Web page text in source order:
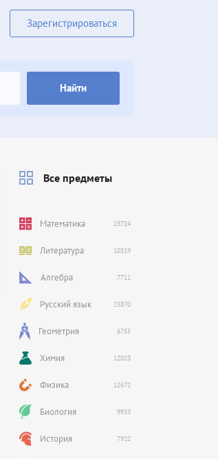
Зарегистрироваться
Найти
Все предметы
Математика 23724
Литература 10319
Алгебра 7711
Русский язык 23870
Геометрия 6755
Химия 12023
Физика 12672
Биология 9933
История 7922